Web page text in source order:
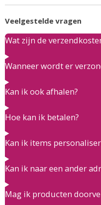
Veelgestelde vragen
Wat zijn de
Wanneer wordt er
Kan ik ook afhalen?
Hoe kan ik betalen?
Kan ik items
Kan ik naar een ander
Mag ik producten